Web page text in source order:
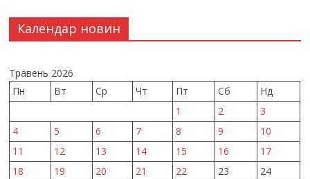
Календар новин
Травень 2026
Пн
Вт Ср Чт Пт Сб
Нд
1
2
3
4
5 6 7 8 9
10
11
12 13 14 15 16
17
18
19 20 21 22 23
24